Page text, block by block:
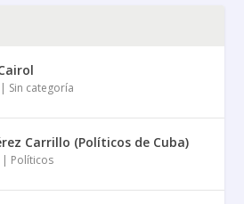
Sin categoría
Carrillo (Políticos de Cuba)
| Políticos